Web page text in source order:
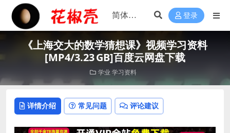
登录
《上海交大的数学猜想课》视频学习资料
[MP4/3.23 GB]百度云网盘下载
学业 学习资料
详情介绍 常见问题 评论建议